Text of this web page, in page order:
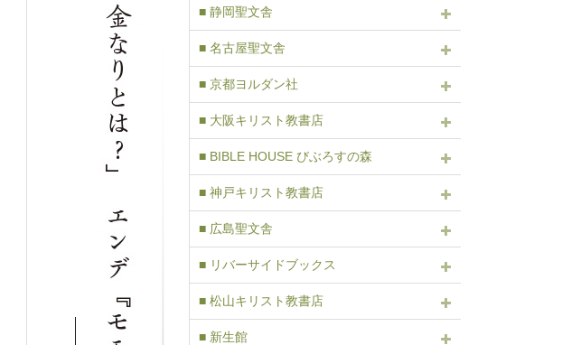
■ 静岡聖文舎
■ 名古屋聖文舎
■ 京都ヨルダン社
■ 大阪キリスト教書店
■ BIBLE HOUSE びぶろすの森
■ 神戸キリスト教書店
■ 広島聖文舎
■ リバーサイドブックス
■ 松山キリスト教書店
■ 新生館